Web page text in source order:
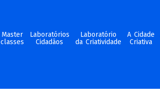
Master
classes
Laboratórios
Cidadãos
Laboratório
da Criatividade
A Cidade
Criativa